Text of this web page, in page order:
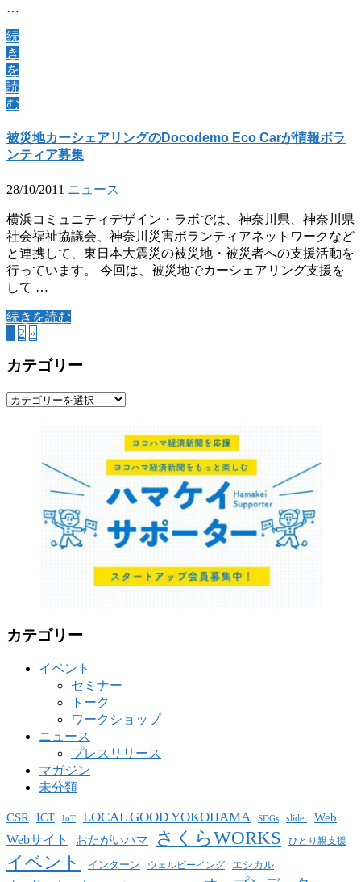
…
続
き
を
読
む
被災地カーシェアリングのDocodemo Eco Carが情報ボラ
ンティア募集
28/10/2011 ニュース
横浜コミュニティデザイン・ラボでは、神奈川県、神奈川県
社会福祉協議会、神奈川災害ボランティアネットワークなど
と連携して、東日本大震災の被災地・被災者への支援活動を
行っています。 今回は、被災地でカーシェアリング支援を
して …
続きを読む
2 »
カテゴリー
カ
カテゴリー
イベント
セミナー
トーク
ワークショップ
ニュース
プレスリリース
マガジン
未分類
CSR ICT IoT LOCAL GOOD YOKOHAMA SDGs slider Web
Webサイト おたがいハマ さくらWORKS ひとり親支援
イベント インターン ウェルビーイング エシカル